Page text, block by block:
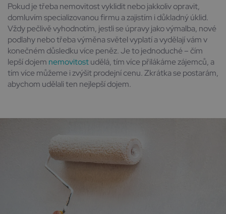
Pokud je třeba nemovitost vyklidit nebo jakkoliv opravit,
domluvím specializovanou firmu a zajistím i důkladný úklid.
Vždy pečlivě vyhodnotím, jestli se úpravy jako výmalba, nové
podlahy nebo třeba výměna světel vyplatí a vydělají vám v
konečném důsledku více peněz. Je to jednoduché – čím
lepší dojem nemovitostudělá, tím více přilákáme zájemců, a
tím více můžeme i zvýšit prodejní cenu. Zkrátka se postarám,
abychom udělali ten nejlepší dojem.